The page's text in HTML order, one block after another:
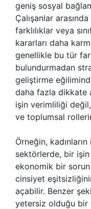
geniş sosyal
Çalışanlar
farklılıklar veya
kararları daha
genellikle bu tür
bulundurmadan
geliştirme
daha fazla dikkate
işin verimliliği
ve toplumsal
Örneğin,
sektörlerde, bir
ekonomik bir
cinsiyet
açabilir. Benzer
yetersiz olduğu bir